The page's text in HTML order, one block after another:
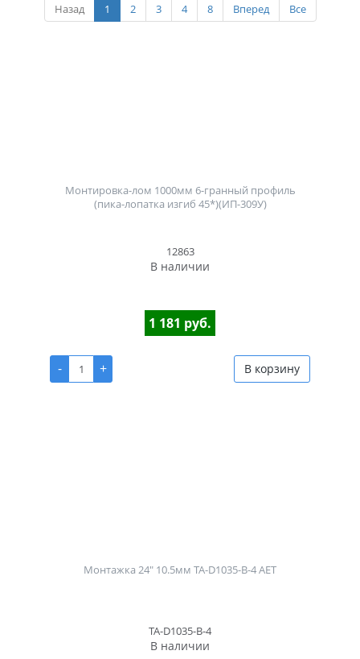
Назад 1 2 3 4 8 Вперед Все
Монтировка-лом 1000мм 6-гранный профиль
(пика-лопатка изгиб 45*)(ИП-309У)
12863
В наличии
1 181 руб.
- + В корзину
Монтажка 24" 10.5мм TA-D1035-B-4 AET
TA-D1035-B-4
В наличии